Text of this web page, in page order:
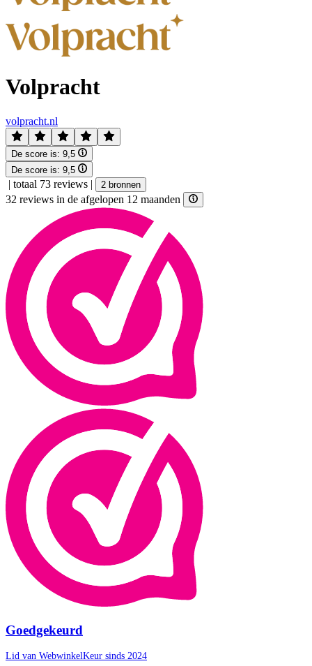
Volpracht
volpracht.nl
De score is: 9,5
De score is: 9,5
| totaal 73 reviews | 2 bronnen
32 reviews in de afgelopen 12 maanden
Goedgekeurd
Lid van WebwinkelKeur sinds 2024